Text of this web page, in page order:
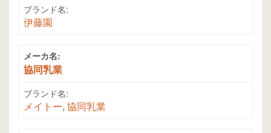
ブランド名:
伊藤園
メーカ名:
協同乳業
ブランド名:
メイトー, 協同乳業